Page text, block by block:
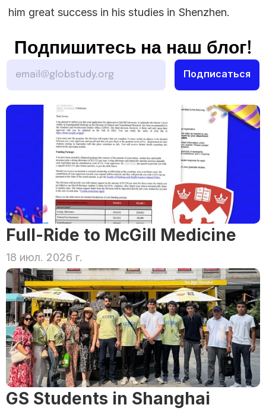
him great success in his studies in Shenzhen.
Подпишитесь на наш блог!
Full-Ride to McGill Medicine
18 июл. 2026 г.
GS Students in Shanghai